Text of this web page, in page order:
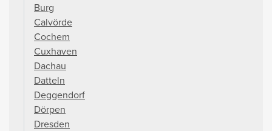
Burg
Calvörde
Cochem
Cuxhaven
Dachau
Datteln
Deggendorf
Dörpen
Dresden